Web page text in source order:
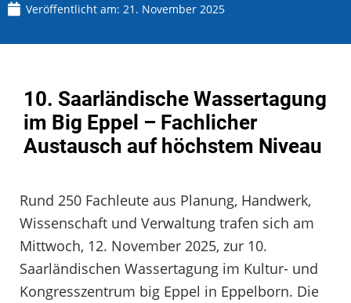
Veröffentlicht am: 21. November 2025
10. Saarländische Wassertagung
im Big Eppel – Fachlicher
Austausch auf höchstem Niveau
Rund 250 Fachleute aus Planung, Handwerk,
Wissenschaft und Verwaltung trafen sich am
Mittwoch, 12. November 2025, zur 10.
Saarländischen Wassertagung im Kultur- und
Kongresszentrum big Eppel in Eppelborn. Die